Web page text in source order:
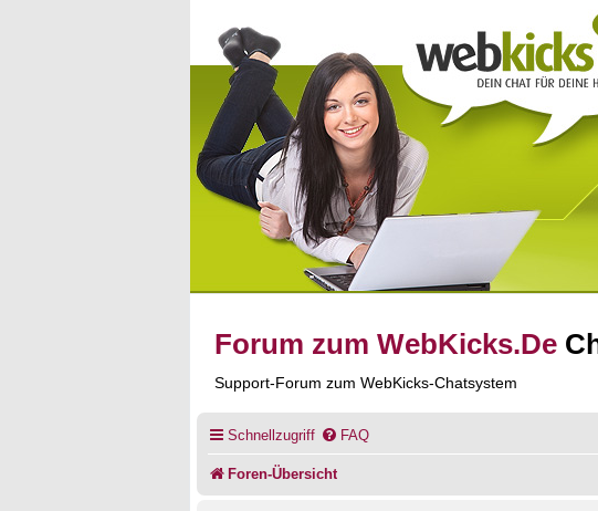
Forum zum WebKicks.De
Support-Forum zum WebKicks-Chatsystem
Schnellzugriff FAQ
Foren-Übersicht